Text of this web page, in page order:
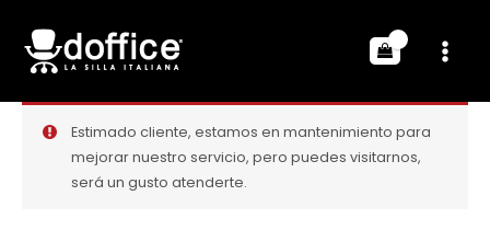
Estimado cliente, estamos en mantenimiento para
mejorar nuestro servicio, pero puedes visitarnos,
será un gusto atenderte.